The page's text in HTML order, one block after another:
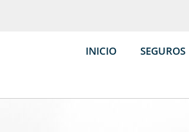
INICIO SEGUROS